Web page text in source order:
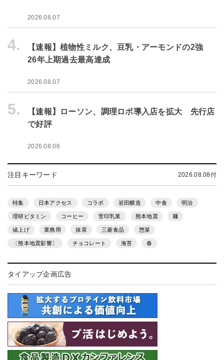
2026.08.07
4.
【速報】植物性ミルク、豆乳・アーモンドの2強
26年上期過去最高達成
2026.08.07
5.
【速報】ローソン、調理ロボ導入店を拡大 先行店
で好評
2026.08.06
注目キーワード 2026.08.08付
特集 日本アクセス コラボ 岩田醸造 中食 明治
理研ビタミン コーヒー 雪印乳業 熊本地震 麺
値上げ 業務用 抹茶 三菱食品 惣菜
〔熊本地震影響〕 チョコレート 海苔 春
タイアップ企画広告